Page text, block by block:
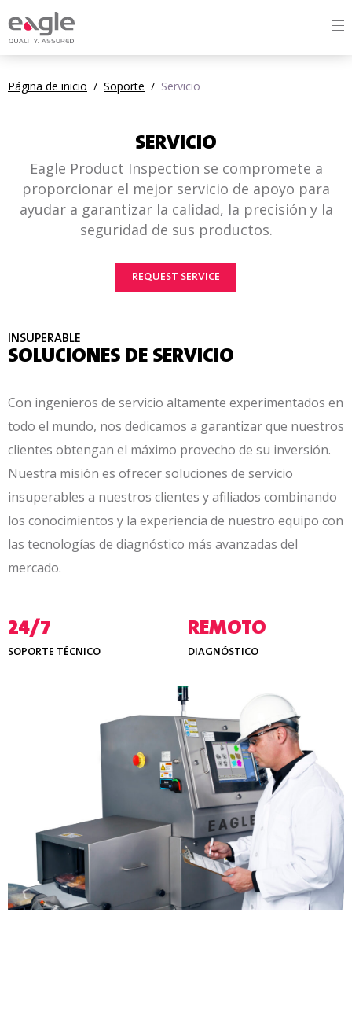
Página de inicio / Soporte / Servicio
SERVICIO
Eagle Product Inspection se compromete a
proporcionar el mejor servicio de apoyo para
ayudar a garantizar la calidad, la precisión y la
seguridad de sus productos.
REQUEST SERVICE
INSUPERABLE
SOLUCIONES DE SERVICIO
Con ingenieros de servicio altamente experimentados en
todo el mundo, nos dedicamos a garantizar que nuestros
clientes obtengan el máximo provecho de su inversión.
Nuestra misión es ofrecer soluciones de servicio
insuperables a nuestros clientes y afiliados combinando
los conocimientos y la experiencia de nuestro equipo con
las tecnologías de diagnóstico más avanzadas del
mercado.
24/7
SOPORTE TÉCNICO
REMOTO
DIAGNÓSTICO